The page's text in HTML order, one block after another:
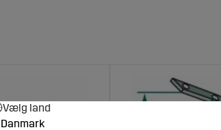
Vælg land
Danmark